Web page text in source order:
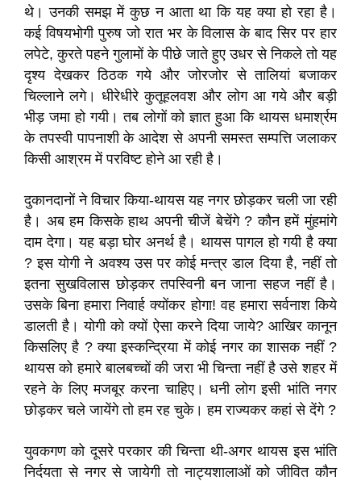
थे। उनकी समझ में कुछ न आता था कि यह क्या हो रहा है।
कई विषयभोगी पुरुष जो रात भर के विलास के बाद सिर पर हार
लपेटे, कुरते पहने गुलामों के पीछे जाते हुए उधर से निकले तो यह
दृश्य देखकर ठिठक गये और जोरजोर से तालियां बजाकर
चिल्लाने लगे। धीरेधीरे कुतूहलवश और लोग आ गये और बड़ी
भीड़ जमा हो गयी। तब लोगों को ज्ञात हुआ कि थायस धमार्श्रम
के तपस्वी पापनाशी के आदेश से अपनी समस्त सम्पत्ति जलाकर
किसी आश्रम में परविष्ट होने आ रही है।
दुकानदानों ने विचार किया-थायस यह नगर छोड़कर चली जा रही
है। अब हम किसके हाथ अपनी चीजें बेचेंगे ? कौन हमें मुंहमांगे
दाम देगा। यह बड़ा घोर अनर्थ है। थायस पागल हो गयी है क्या
? इस योगी ने अवश्य उस पर कोई मन्त्र डाल दिया है, नहीं तो
इतना सुखविलास छोड़कर तपस्विनी बन जाना सहज नहीं है।
उसके बिना हमारा निवार्ह क्योंकर होगा! वह हमारा सर्वनाश किये
डालती है। योगी को क्यों ऐसा करने दिया जाये? आखिर कानून
किसलिए है ? क्या इस्कन्द्रिया में कोई नगर का शासक नहीं ?
थायस को हमारे बालबच्चों की जरा भी चिन्ता नहीं है उसे शहर में
रहने के लिए मजबूर करना चाहिए। धनी लोग इसी भांति नगर
छोड़कर चले जायेंगे तो हम रह चुके। हम राज्यकर कहां से देंगे ?
युवकगण को दूसरे परकार की चिन्ता थी-अगर थायस इस भांति
निर्दयता से नगर से जायेगी तो नाट्यशालाओं को जीवित कौन